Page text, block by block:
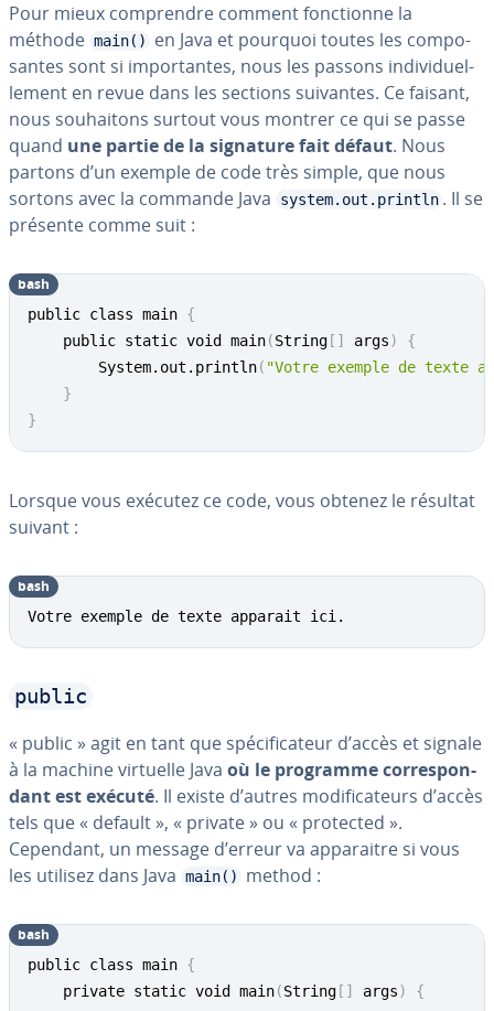
Pour mieux com­prendre comment fonc­tionne la
méthode main()
en Java et pourquoi toutes les com­po­
santes sont si im­por­tantes, nous les passons in­di­vi­duel­
le­ment en revue dans les sections suivantes. Ce faisant,
nous sou­hai­tons surtout vous montrer ce qui se passe
quand une partie de la signature fait défaut. Nous
partons d’un exemple de code très simple, que nous
sortons avec la commande Java
system.out.println . Il se
présente comme suit :
public class main {
	public static void main
(String [ ] args)
{
		System.out.println
( "Votre exemple de texte
}
}
bash
Lorsque vous exécutez ce code, vous obtenez le résultat
suivant :
Votre exemple de texte apparait ici.
bash
public
« public » agit en tant que spé­ci­fi­ca­teur d’accès et signale
à la machine virtuelle Java où le programme cor­res­pon­
dant est exécuté. Il existe d’autres mo­di­fi­ca­teurs d’accès
tels que « default », « private » ou « protected ».
Cependant, un message d’erreur va ap­pa­raitre si vous
les utilisez dans Java main() method :
public class main {
	private static void main
(String [ ] args)
{
bash